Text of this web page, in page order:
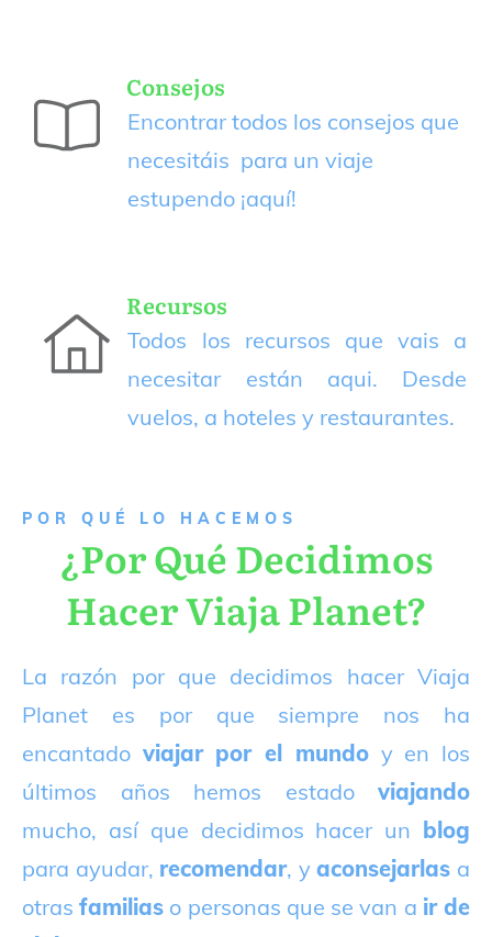
Consejos
Encontrar todos los consejos que
necesitáis para un viaje
estupendo ¡aquí!
Recursos
Todos los recursos que vais a
necesitar están aqui. Desde
vuelos, a hoteles y restaurantes.
P OR QUÉ LO HACEMOS
¿Por Qué Decidimos
Hacer Viaja Planet?
La razón por que decidimos hacer Viaja
Planet es por que siempre nos ha
encantado viajar por el mundoy en los
últimos años hemos estado viajando
mucho, así que decidimos hacer un blog
para ayudar, recomendar, yaconsejarlas a
otrasfamilias o personas que se van a ir de